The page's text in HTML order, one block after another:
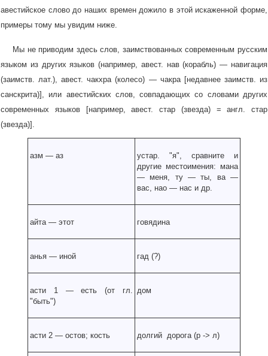
авестийское слово до наших времен дожило в этой искаженной форме,
примеры тому мы увидим ниже.
Мы не приводим здесь слов, заимствованных современным русским
языком из других языков (например, авест. нав (корабль) — навигация
(заимств. лат.), авест. чакхра (колесо) — чакра [недавнее заимств. из
санскрита)], или авестийских слов, совпадающих со словами других
современных языков [например, авест. стар (звезда) = англ. стар
(звезда)].
азм — аз
устар. "я", сравните и
другие местоимения: мана
— меня, ту — ты, ва —
вас, нао — нас и др.
айта — этот говядина
анья — иной гад (?)
асти 1 —
есть (от гл.
"быть")
дом
асти 2 — остов; кость долгий дорога (р -> л)